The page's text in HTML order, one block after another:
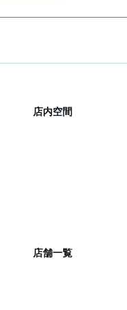
店内空間
店舗一覧